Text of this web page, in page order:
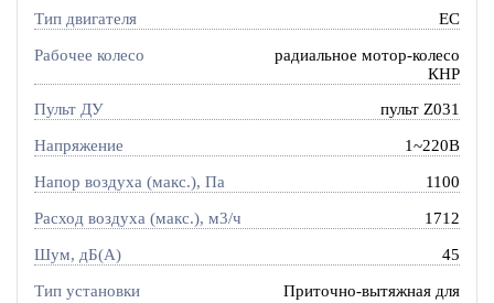
Тип двигателя EC
Рабочее колесо
радиальное мотор-колесо
КНР
Пульт ДУ пульт Z031
Напряжение 1~220В
Напор воздуха (макс.), Па 1100
Расход воздуха (макс.), м3/ч 1712
Шум, дБ(А) 45
Тип установки
Приточно-вытяжная для